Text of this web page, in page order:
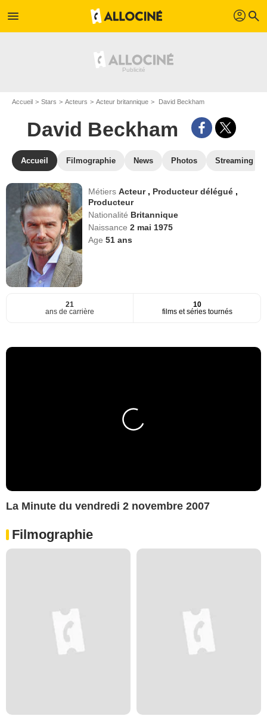
menu profil search
Accueil Stars Acteurs Acteur britannique David Beckham
David Beckham
Accueil Filmographie News Photos Streaming
MétiersActeur , Producteur délégué ,
Producteur
Nationalité Britannique
Naissance2 mai 1975
Age51 ans
21
ans de carrière
10
films et séries tournés
La Minute du vendredi 2 novembre 2007
Filmographie